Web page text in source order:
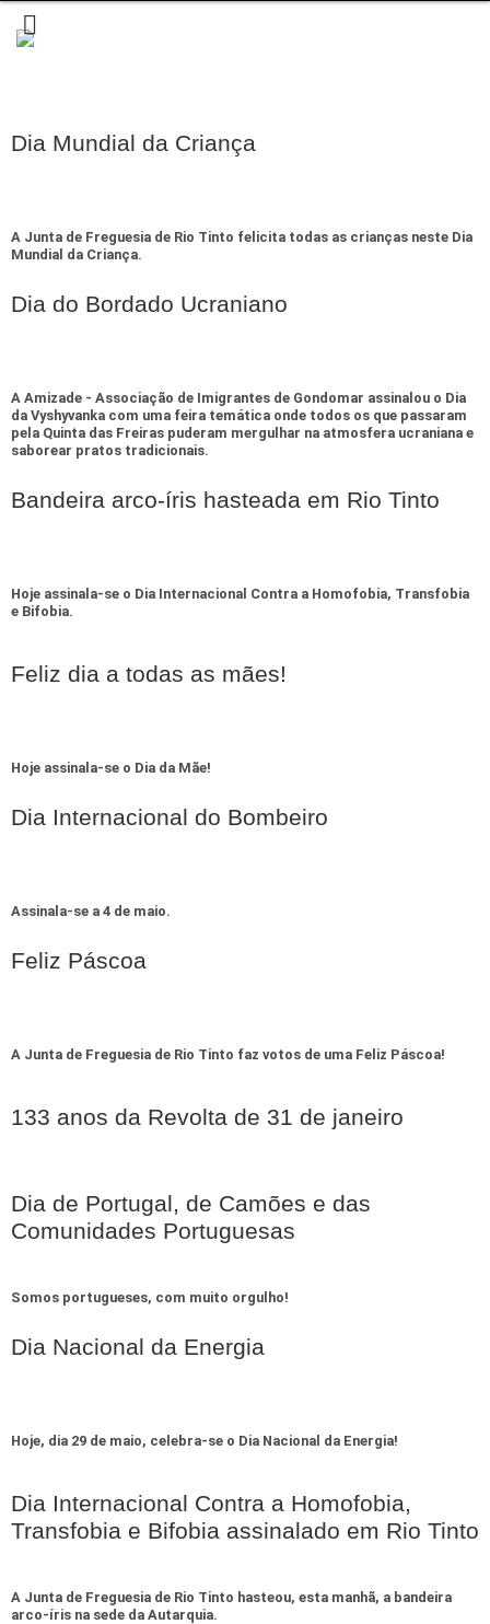
Dia Mundial da Criança
A Junta de Freguesia de Rio Tinto felicita todas as crianças neste Dia
Mundial da Criança.
Dia do Bordado Ucraniano
A Amizade - Associação de Imigrantes de Gondomar assinalou o Dia
da Vyshyvanka com uma feira temática onde todos os que passaram
pela Quinta das Freiras puderam mergulhar na atmosfera ucraniana e
saborear pratos tradicionais.
Bandeira arco-íris hasteada em Rio Tinto
Hoje assinala-se o Dia Internacional Contra a Homofobia, Transfobia
e Bifobia.
Feliz dia a todas as mães!
Hoje assinala-se o Dia da Mãe!
Dia Internacional do Bombeiro
Assinala-se a 4 de maio.
Feliz Páscoa
A Junta de Freguesia de Rio Tinto faz votos de uma Feliz Páscoa!
133 anos da Revolta de 31 de janeiro
Dia de Portugal, de Camões e das
Comunidades Portuguesas
Somos portugueses, com muito orgulho!
Dia Nacional da Energia
Hoje, dia 29 de maio, celebra-se o Dia Nacional da Energia!
Dia Internacional Contra a Homofobia,
Transfobia e Bifobia assinalado em Rio Tinto
A Junta de Freguesia de Rio Tinto hasteou, esta manhã, a bandeira
arco-íris na sede da Autarquia.